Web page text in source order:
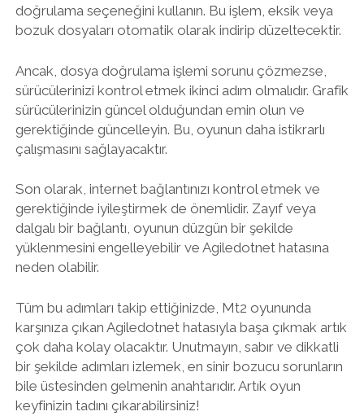
doğrulama seçeneğini kullanın. Bu işlem, eksik veya
bozuk dosyaları otomatik olarak indirip düzeltecektir.
Ancak, dosya doğrulama işlemi sorunu çözmezse,
sürücülerinizi kontrol etmek ikinci adım olmalıdır. Grafik
sürücülerinizin güncel olduğundan emin olun ve
gerektiğinde güncelleyin. Bu, oyunun daha istikrarlı
çalışmasını sağlayacaktır.
Son olarak, internet bağlantınızı kontrol etmek ve
gerektiğinde iyileştirmek de önemlidir. Zayıf veya
dalgalı bir bağlantı, oyunun düzgün bir şekilde
yüklenmesini engelleyebilir ve Agiledotnet hatasına
neden olabilir.
Tüm bu adımları takip ettiğinizde, Mt2 oyununda
karşınıza çıkan Agiledotnet hatasıyla başa çıkmak artık
çok daha kolay olacaktır. Unutmayın, sabır ve dikkatli
bir şekilde adımları izlemek, en sinir bozucu sorunların
bile üstesinden gelmenin anahtarıdır. Artık oyun
keyfinizin tadını çıkarabilirsiniz!